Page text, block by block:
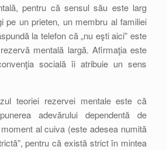
pentru că sensul său este larg
pe un prieten, un membru al familiei
la telefon că „nu eşti aici” este
mentală largă. Afirmaţia este
socială îi atribuie un sens
teoriei rezervei mentale este că
adevărului dependentă de
al cuiva (este adesea numită
pentru că există strict în mintea